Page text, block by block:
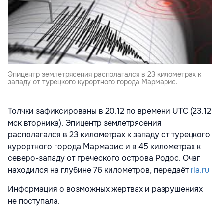
Эпицентр землетрясения располагался в 23 километрах к
западу от турецкого курортного города Мармарис.
Толчки зафиксированы в 20.12 по времени UTC (23.12
мск вторника). Эпицентр землетрясения
располагался в 23 километрах к западу от турецкого
курортного города Мармарис и в 45 километрах к
северо-западу от греческого острова Родос. Очаг
находился на глубине 76 километров, передаётria.ru
Информация о возможных жертвах и разрушениях
не поступала.